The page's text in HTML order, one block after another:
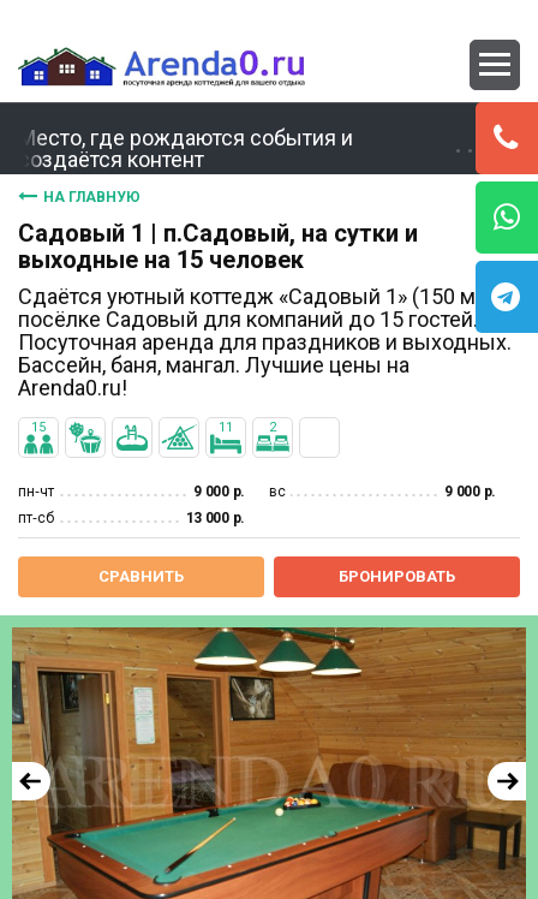
Место, где рождаются события и
создаётся контент
НА ГЛАВНУЮ
Садовый 1 | п.Садовый, на сутки и
выходные на 15 человек
Сдаётся уютный коттедж «Садовый 1» (150 м²) в
посёлке Садовый для компаний до 15 гостей.
Посуточная аренда для праздников и выходных.
Бассейн, баня, мангал. Лучшие цены на
Arenda0.ru!
15 11 2
пн‐чт
9 000 р.
пт‐сб
13 000 р.
вс 9 000 р.
СРАВНИТЬ БРОНИРОВАТЬ